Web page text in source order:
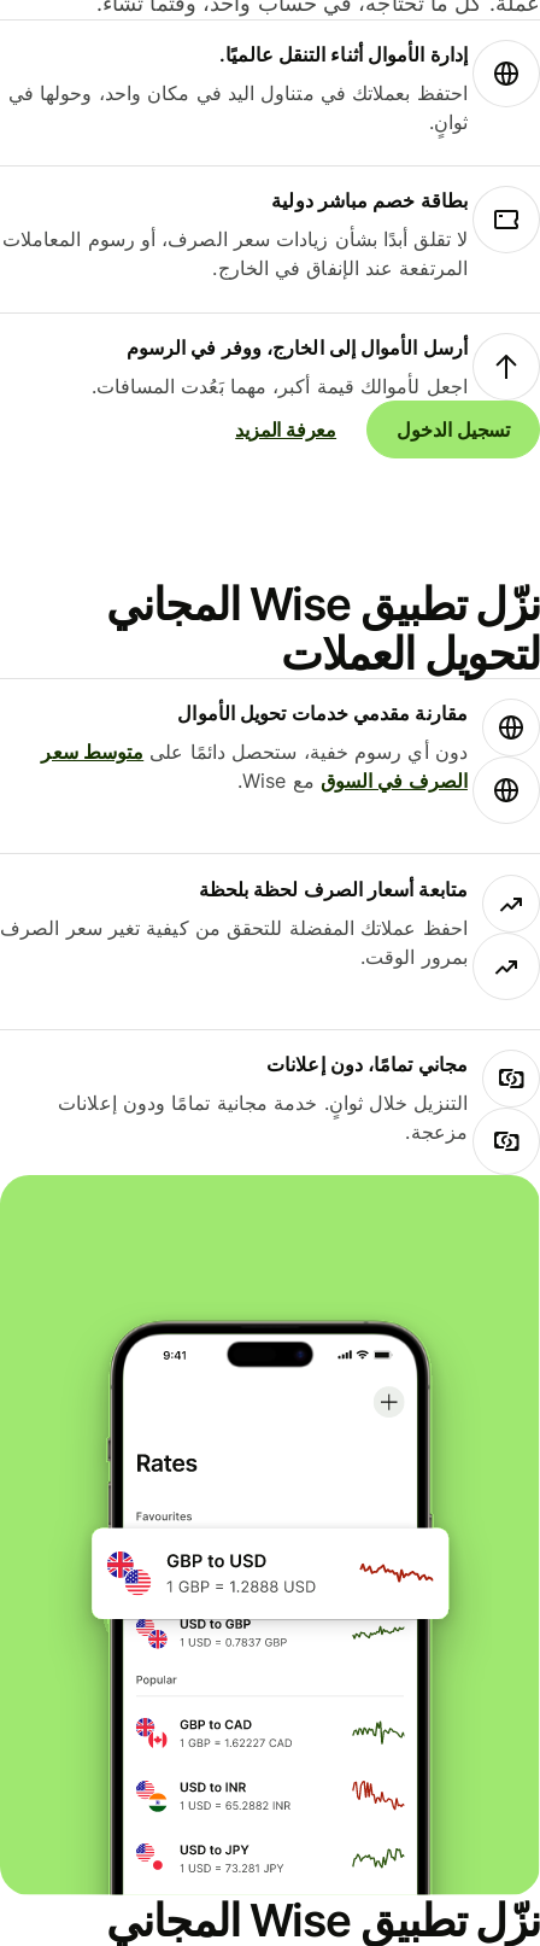
إدارة الأموال أثناء التنقل عالميًا.
احتفظ بعملاتك في متناول اليد في مكان واحد، وحولها في
ثوانٍ.
بطاقة خصم مباشر دولية
لا تقلق أبدًا بشأن زيادات سعر الصرف، أو رسوم المعاملات
المرتفعة عند الإنفاق في الخارج.
أرسل الأموال إلى الخارج، ووفر في الرسوم
اجعل لأموالك قيمة أكبر، مهما بَعُدت المسافات.
تسجيل الدخول
معرفة المزيد
نزّل تطبيق Wise المجاني
العملات
مقارنة مقدمي خدمات تحويل الأموال
دون أي رسوم خفية، ستحصل دائمًا علىمتوسط ​​سعر
الصرف في السوقمع Wise.
متابعة أسعار الصرف لحظة بلحظة
احفظ عملاتك المفضلة للتحقق من كيفية تغير سعر الصرف
بمرور الوقت.
مجاني تمامًا، دون إعلانات
التنزيل خلال ثوانٍ. خدمة مجانية تمامًا ودون إعلانات
مزعجة.
نزّل تطبيق Wise المجاني